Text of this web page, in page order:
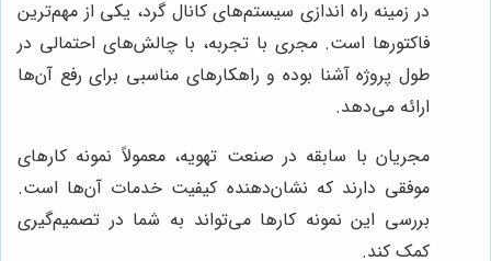
در زمینه راه اندازی سیستم‌های کانال گرد، یکی از مهم‌ترین
فاکتورها است. مجری با تجربه، با چالش‌های احتمالی در
طول پروژه آشنا بوده و راهکارهای مناسبی برای رفع آن‌ها
ارائه می‌دهد.
مجریان با سابقه در صنعت تهویه، معمولاً نمونه کارهای
موفقی دارند که نشان‌دهنده کیفیت خدمات آن‌ها است.
بررسی این نمونه کارها می‌تواند به شما در تصمیم‌گیری
کمک کند.